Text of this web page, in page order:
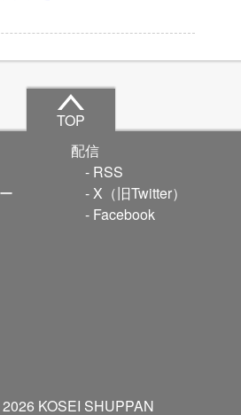
TOP
配信
RSS
X（旧Twitter）
Facebook
KOSEI SHUPPAN